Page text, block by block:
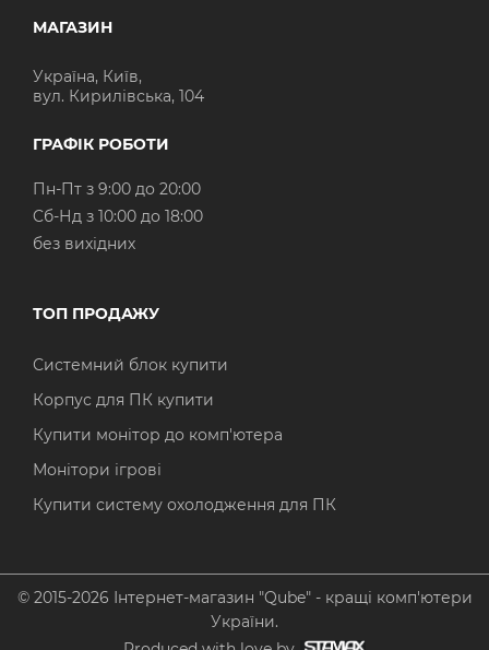
МАГАЗИН
Україна, Київ,
вул. Кирилівська, 104
ГРАФІК РОБОТИ
Пн-Пт з 9:00 до 20:00
Cб-Нд з 10:00 до 18:00
без вихідних
ТОП ПРОДАЖУ
Системний блок купити
Корпус для ПК купити
Купити монітор до комп'ютера
Монітори ігрові
Купити систему охолодження для ПК
© 2015-2026 Інтернет-магазин "Qube" - кращі комп'ютери
України.